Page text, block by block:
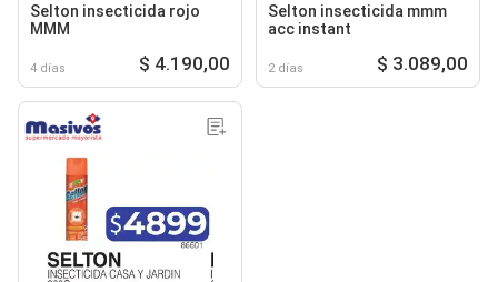
Selton insecticida rojo
MMM
4 días $ 4.190,00
Selton insecticida mmm
acc instant
2 días $ 3.089,00